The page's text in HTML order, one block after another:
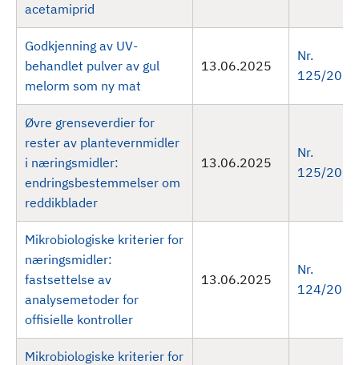
acetamiprid
Godkjenning av UV-
behandlet pulver av gul
melorm som ny mat
13.06.2025
Nr.
125/2025
Øvre grenseverdier for
rester av plantevernmidler
i næringsmidler:
endringsbestemmelser om
reddikblader
13.06.2025
Nr.
125/2025
Mikrobiologiske kriterier for
næringsmidler:
fastsettelse av
analysemetoder for
offisielle kontroller
13.06.2025
Nr.
124/2025
Mikrobiologiske kriterier for